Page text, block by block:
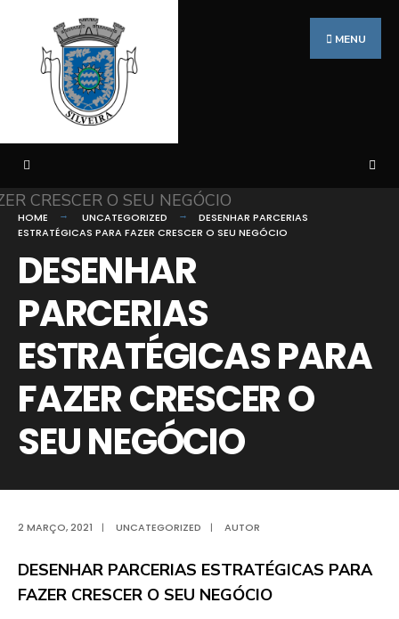
content
MENU
HOME UNCATEGORIZED
DESENHAR PARCERIAS
ESTRATÉGICAS PARA FAZER CRESCER O SEU NEGÓCIO
DESENHAR
PARCERIAS
ESTRATÉGICAS PARA
FAZER CRESCER O
SEU NEGÓCIO
2 MARÇO, 2021 | UNCATEGORIZED | AUTOR
DESENHAR PARCERIAS ESTRATÉGICAS PARA
FAZER CRESCER O SEU NEGÓCIO
for: